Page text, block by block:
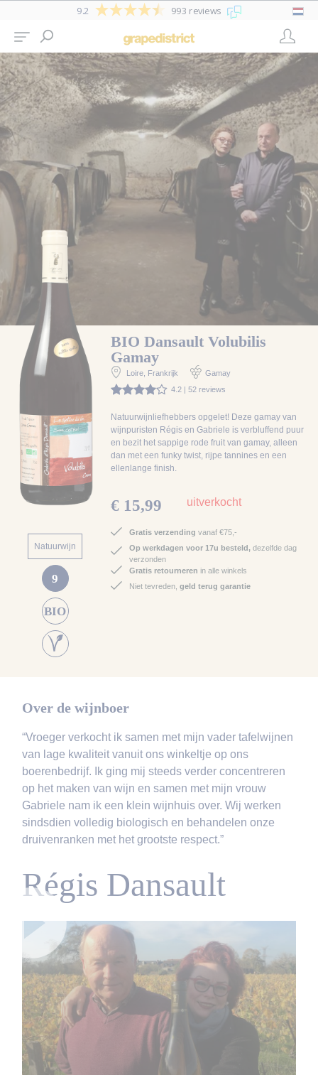
9.2 993 reviews
Natuurwijn
9
BIO
BIO Dansault Volubilis
Gamay
Loire, Frankrijk
Gamay
4.2 | 52 reviews
Natuurwijnliefhebbers opgelet! Deze gamay van
wijnpuristen Régis en Gabriele is verbluffend puur
en bezit het sappige rode fruit van gamay, alleen
dan met een funky twist, rijpe tannines en een
ellenlange finish.
€ 15,99 uitverkocht
Gratis verzending vanaf €75,-
Op werkdagen voor 17u besteld,dezelfde dag
verzonden
Gratis retourneren in alle winkels
Niet tevreden, geld terug garantie
Over de wijnboer
“Vroeger verkocht ik samen met mijn vader tafelwijnen
van lage kwaliteit vanuit ons winkeltje op ons
boerenbedrijf. Ik ging mij steeds verder concentreren
op het maken van wijn en samen met mijn vrouw
Gabriele nam ik een klein wijnhuis over. Wij werken
sindsdien volledig biologisch en behandelen onze
druivenranken met het grootste respect.”
Régis Dansault